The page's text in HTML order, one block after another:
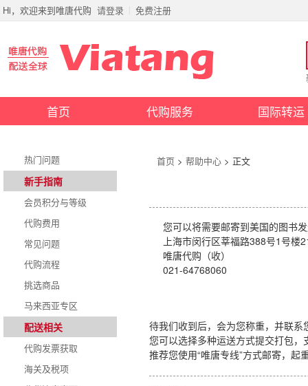
Hi，欢迎来到唯唐代购 请登录 免费注册
首页 代购服务 国际转运
热门问题
新手指南
会员积分与等级
代购费用
常见问题
代购流程
挑选商品
马来西亚专区
配送相关
代购发票获取
海关及税项
首页 > 帮助中心 > 正文
您可以将需要邮寄到美国的图书
上海市闵行区莘福路388号1号楼
唯唐代购（收）
021-64768060
待我们收到后，会为您称重，并联系
您可以选择多种运送方式提交打包
推荐您使用“唯唐专线”方式邮寄，